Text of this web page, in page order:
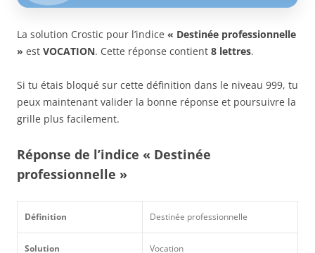
La solution Crostic pour l’indice « Destinée professionnelle
» est VOCATION. Cette réponse contient 8 lettres.
Si tu étais bloqué sur cette définition dans le niveau 999, tu
peux maintenant valider la bonne réponse et poursuivre la
grille plus facilement.
Réponse de l’indice « Destinée
professionnelle »
Définition Destinée professionnelle
Solution Vocation